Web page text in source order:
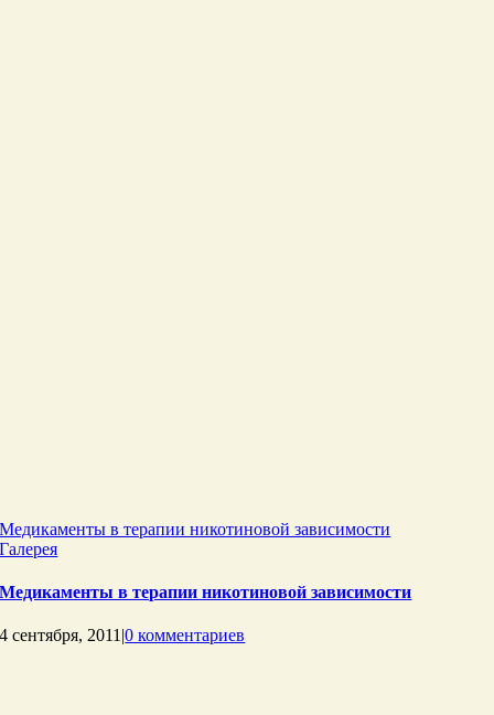
Медикаменты в терапии никотиновой зависимости
Галерея
Медикаменты в терапии никотиновой зависимости
4 сентября, 2011|0 комментариев